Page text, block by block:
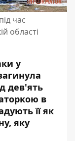
час
області
у
дев'ять
в
її як
яку